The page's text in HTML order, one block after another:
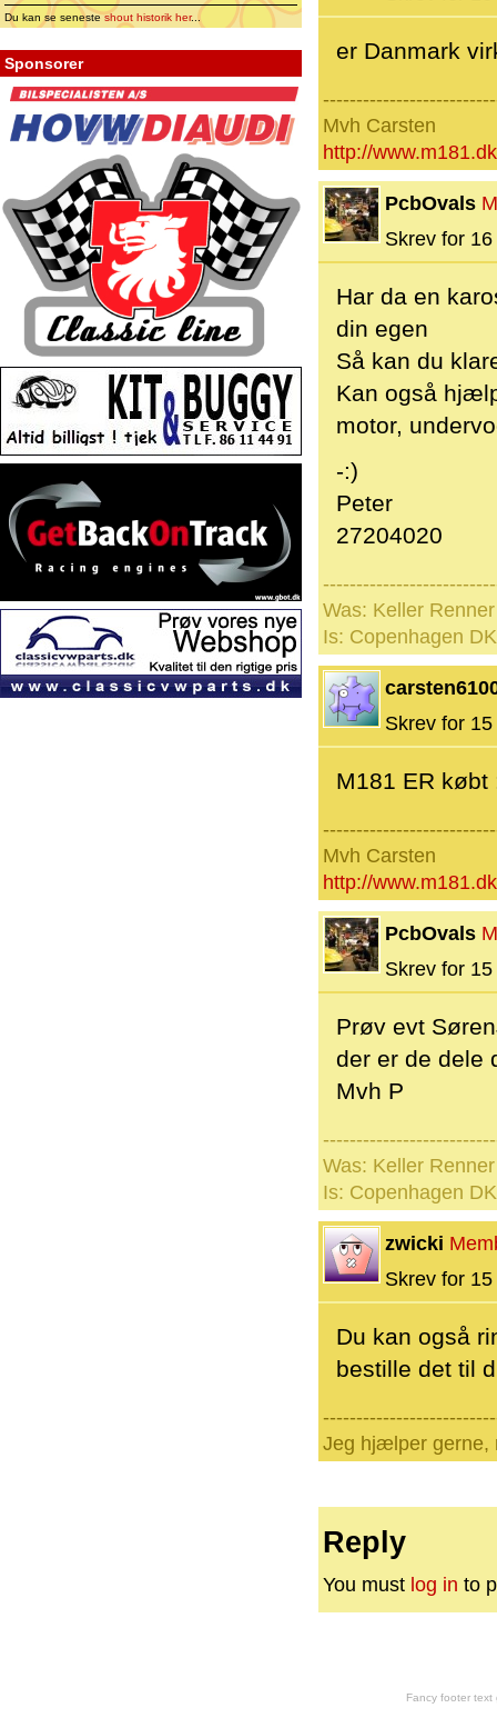
Du kan se senesteshout historik her...
Sponsorer er Danmark
Mvh Carsten
http://www.m181.dk
PcbOvals
Skrev for
Har da en
din egen
Så kan du
Kan også
motor,
-:)
Peter
27204020
Was: Keller
Is: Copenhagen DK
Skrev for
M181 ER købt
Mvh Carsten
http://www.m181.dk
PcbOvals
Skrev for
Prøv evt
der er de dele
Mvh P
Was: Keller
Is: Copenhagen DK
zwicki
Skrev for
Du kan også
bestille det til
Jeg hjælper gerne,
Reply
You must log in to
Fancy footer